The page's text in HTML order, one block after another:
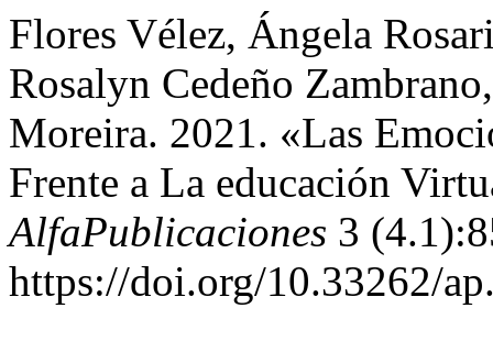
Flores Vélez, Ángela
Rosalyn Cedeño
Moreira. 2021. «Las
Frente a La educación
AlfaPublicaciones 3
https://doi.org/10.33262/